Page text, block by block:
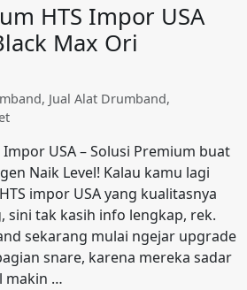
HTS Impor USA
Max Ori
, Jual Alat Drumband,
Impor USA – Solusi Premium buat
Naik Level! Kalau kamu lagi
impor USA yang kualitasnya
sini tak kasih info lengkap, rek.
sekarang mulai ngejar upgrade
snare, karena mereka sadar
makin …